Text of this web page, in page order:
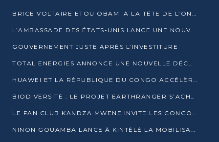
BRICE VOLTAIRE ETOU OBAMI À LA TÊTE DE L’ONEC-C POUR TROIS ANS
L’AMBASSADE DES ÉTATS-UNIS LANCE UNE NOUVELLE COHORTE DU PROGRAMME ACCESS MICRO-SCHOLARSHIP
GOUVERNEMENT JUSTE APRÈS L’INVESTITURE
TOTAL ENERGIES ANNONCE UNE NOUVELLE DÉCOUVERTE D’HYDROCARBURES SUR LE PERMIS MOHO AU LARGE DU CONGO
HUAWEI ET LA RÉPUBLIQUE DU CONGO ACCÉLÈRENT LEUR PARTENARIAT
BIODIVERSITÉ : LE PROJET EARTHRANGER S’ACHÈVE, MAIS LES DÉFIS DEMEURENT
LE FAN CLUB KANDZA MWENE INVITE LES CONGOLAIS À UNE FORTE AFFLUENCE AU STADE DE KINTÉLÉ
NINON GOUAMBA LANCE À KINTÉLÉ LA MOBILISATION POUR L’INVESTITURE DR DSN